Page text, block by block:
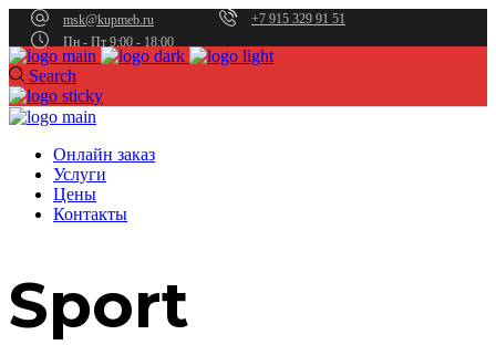
msk@kupmeb.ru
+7 915 329 91 51
Пн - Пт 9:00 - 18:00
Search
Онлайн заказ
Услуги
Цены
Контакты
Sport